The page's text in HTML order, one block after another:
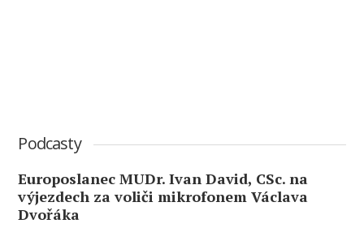
Podcasty
Europoslanec MUDr. Ivan David, CSc. na
výjezdech za voliči mikrofonem Václava
Dvořáka